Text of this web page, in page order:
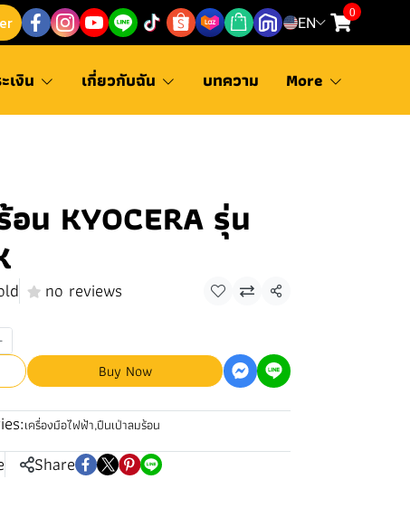
EN
0
เงิน เกี่ยวกับฉัน บทความ More
อน KYOCERA รุ่น
no reviews Share
Buy Now
เครื่องมือไฟฟ้า,ปืนเป่าลมร้อน
Share